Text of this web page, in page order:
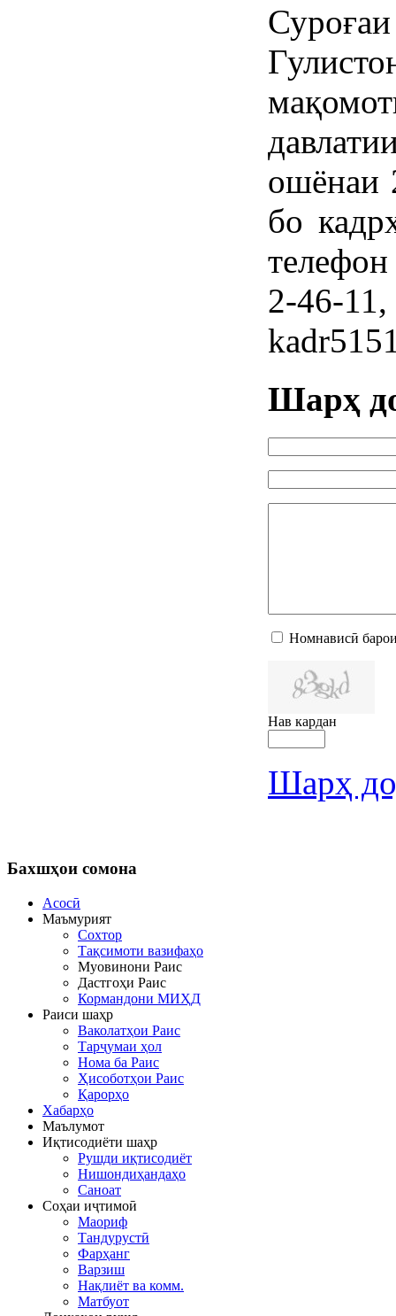
ошёнаи
бо
2-46-
Шарҳ
Номнависӣ
Нав кардан
Шарҳ
Бахшҳои сомона
Асосӣ
Маъмурият
Сохтор
Тақсимоти вазифаҳо
Муовинони Раис
Дастгоҳи Раис
Кормандони МИҲД
Раиси шаҳр
Ваколатҳои Раис
Тарҷумаи ҳол
Нома ба Раис
Ҳисоботҳои Раис
Қарорҳо
Хабарҳо
Маълумот
Иқтисодиёти шаҳр
Рушди иқтисодиёт
Нишондиҳандаҳо
Саноат
Соҳаи иҷтимоӣ
Маориф
Тандурустӣ
Фарҳанг
Варзиш
Нақлиёт ва комм.
Матбуот